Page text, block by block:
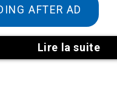
AFTER AD
Lire la suite